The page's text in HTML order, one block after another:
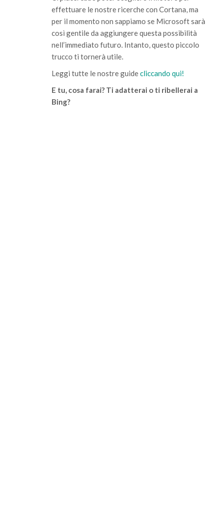
effettuare le nostre ricerche con Cortana, ma
per il momento non sappiamo se Microsoft sarà
così gentile da aggiungere questa possibilità
nell’immediato futuro. Intanto, questo piccolo
trucco ti tornerà utile.
Leggi tutte le nostre guidecliccando qui!
E tu, cosa farai? Ti adatterai o ti ribellerai a
Bing?